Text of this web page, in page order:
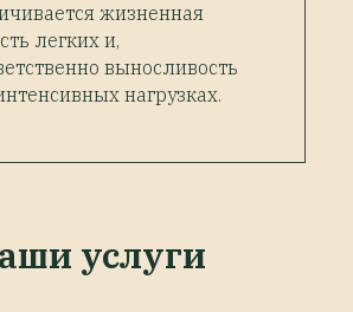
жизненная
легких и,
выносливость
нагрузках.
услуги